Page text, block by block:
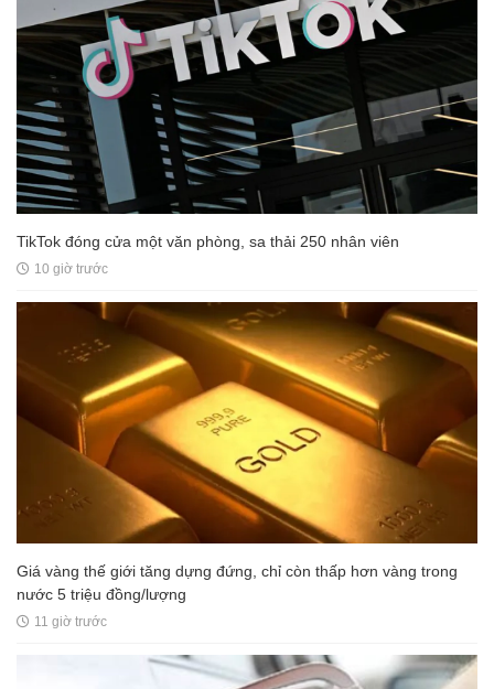
TikTok đóng cửa một văn phòng, sa thải 250 nhân viên
10 giờ trước
Giá vàng thế giới tăng dựng đứng, chỉ còn thấp hơn vàng trong
nước 5 triệu đồng/lượng
11 giờ trước